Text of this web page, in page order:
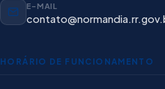
E-MAIL
HORÁRIO DE FUNCIONAMENTO